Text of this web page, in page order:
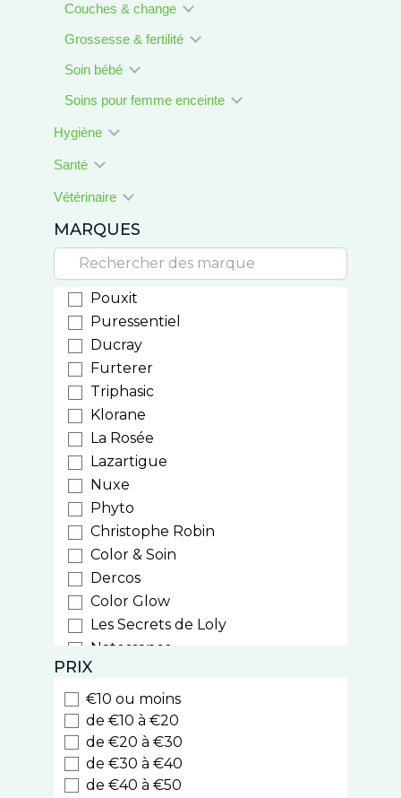
Couches & change
Grossesse & fertilité
Soin bébé
Soins pour femme enceinte
Hygiène
Santé
Vétérinaire
MARQUES
Pouxit
Puressentiel
Ducray
Furterer
Triphasic
Klorane
La Rosée
Lazartigue
Nuxe
Phyto
Christophe Robin
Color & Soin
Dercos
Color Glow
Les Secrets de Loly
Natessance
Weleda
Biocyte
Luxeol
Style
Cooper
Nodé
PRIX
€10 ou moins
de €10 à €20
de €20 à €30
de €30 à €40
de €40 à €50